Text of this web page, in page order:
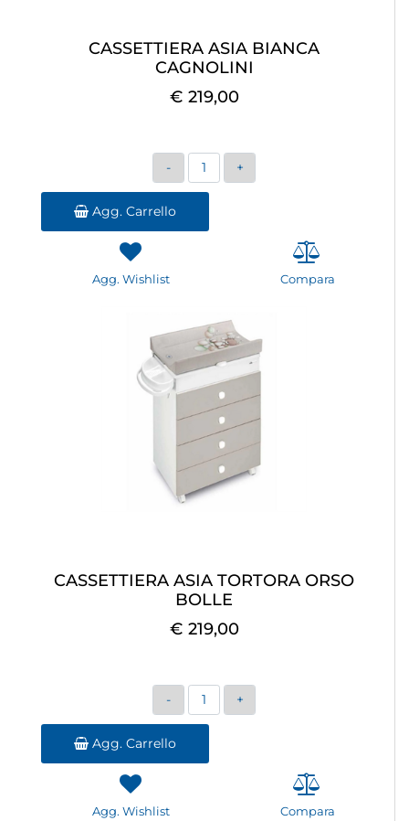
CASSETTIERA ASIA BIANCA
CAGNOLINI
€ 219,00
Quantità
Agg. Carrello
Agg. Wishlist Compara
CASSETTIERA ASIA TORTORA ORSO
BOLLE
€ 219,00
Quantità
Agg. Carrello
Agg. Wishlist Compara